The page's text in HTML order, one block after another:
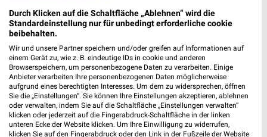
NKD Prospekt für Alzey ab Mo. den
03.08.
Herbstliche Deko-Woche
Gültig von 03. Aug. bis 01. Sep.
📅 Kalendereintrag erstellen
PROSPEKT BLÄTTERN
Durch Klicken auf die Schaltfläche „Ablehnen“ wird die
Standardeinstellung nur für unbedingt erforderliche cookie
beibehalten.
Wir und unsere Partner speichern und/oder greifen auf Informationen auf
einem Gerät zu, wie z. B. eindeutige IDs in cookie und anderen
Browserspeichern, um personenbezogene Daten zu verarbeiten. Einige
Anbieter verarbeiten Ihre personenbezogenen Daten möglicherweise
aufgrund eines berechtigten Interesses. Um dem zu widersprechen, öffnen
Sie die „Einstellungen“. Sie können Ihre Einstellungen akzeptieren, ablehnen
oder verwalten, indem Sie auf die Schaltfläche „Einstellungen verwalten“
klicken oder jederzeit auf die Fingerabdruck-Schaltfläche in der linken
unteren Ecke der Website klicken. Um Ihre Einwilligung zu widerrufen,
klicken Sie auf den Fingerabdruck oder den Link in der Fußzeile der Website